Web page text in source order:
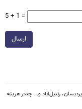
5 + 1 =
ارسال
زنبیل‌آباد و... چقدر هزینه